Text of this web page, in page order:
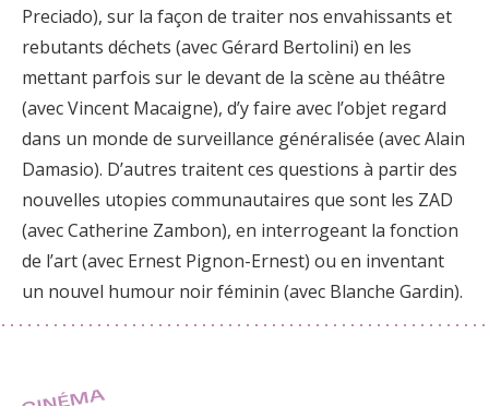
Preciado), sur la façon de traiter nos envahissants et
rebutants déchets (avec Gérard Bertolini) en les
mettant parfois sur le devant de la scène au théâtre
(avec Vincent Macaigne), d’y faire avec l’objet regard
dans un monde de surveillance généralisée (avec Alain
Damasio). D’autres traitent ces questions à partir des
nouvelles utopies communautaires que sont les ZAD
(avec Catherine Zambon), en interrogeant la fonction
de l’art (avec Ernest Pignon-Ernest) ou en inventant
un nouvel humour noir féminin (avec Blanche Gardin).